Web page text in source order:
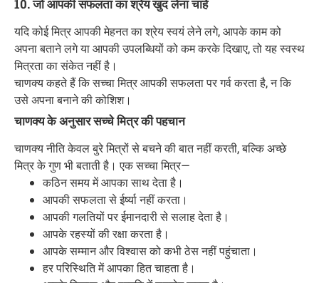
10. जो आपकी सफलता का श्रेय खुद लेना चाहे
यदि कोई मित्र आपकी मेहनत का श्रेय स्वयं लेने लगे, आपके काम को
अपना बताने लगे या आपकी उपलब्धियों को कम करके दिखाए, तो यह स्वस्थ
मित्रता का संकेत नहीं है।
चाणक्य कहते हैं कि सच्चा मित्र आपकी सफलता पर गर्व करता है, न कि
उसे अपना बनाने की कोशिश।
चाणक्य के अनुसार सच्चे मित्र की पहचान
चाणक्य नीति केवल बुरे मित्रों से बचने की बात नहीं करती, बल्कि अच्छे
मित्र के गुण भी बताती है। एक सच्चा मित्र—
कठिन समय में आपका साथ देता है।
आपकी सफलता से ईर्ष्या नहीं करता।
आपकी गलतियों पर ईमानदारी से सलाह देता है।
आपके रहस्यों की रक्षा करता है।
आपके सम्मान और विश्वास को कभी ठेस नहीं पहुंचाता।
हर परिस्थिति में आपका हित चाहता है।